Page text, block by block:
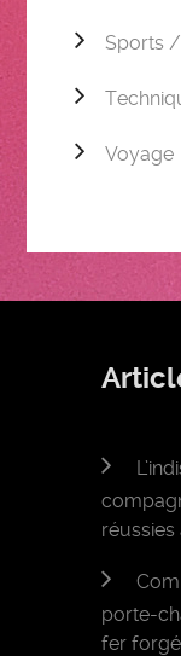
Sports
Voyage
porte-
fer forgé